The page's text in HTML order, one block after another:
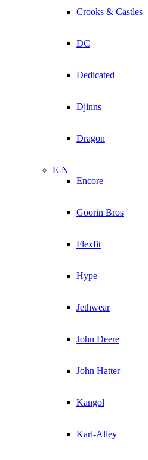
Crooks & Castles
DC
Dedicated
Djinns
Dragon
E-N
Encore
Goorin Bros
Flexfit
Hype
Jethwear
John Deere
John Hatter
Kangol
Karl-Alley